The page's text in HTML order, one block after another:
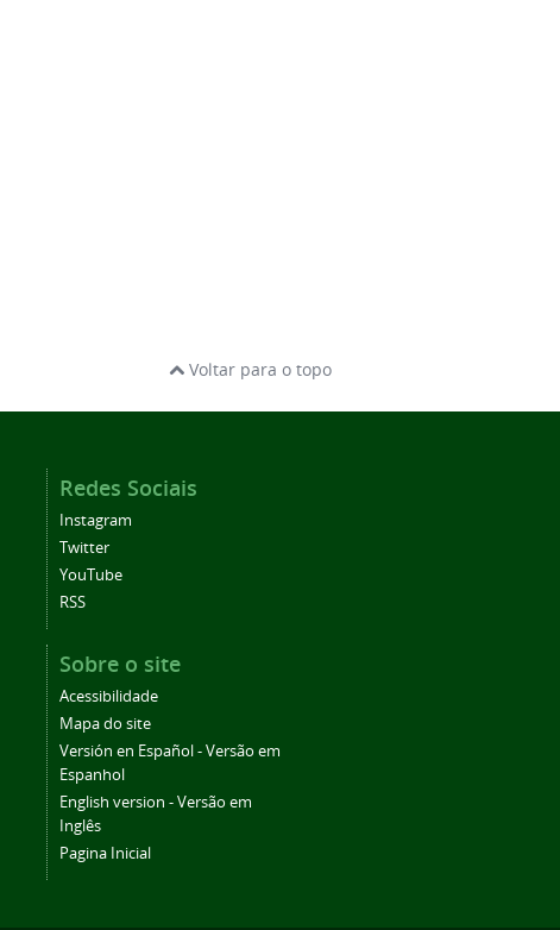
Voltar para o topo
Redes Sociais
Instagram
Twitter
YouTube
RSS
Sobre o site
Acessibilidade
Mapa do site
Versión en Español - Versão em
Espanhol
English version - Versão em
Inglês
Pagina Inicial